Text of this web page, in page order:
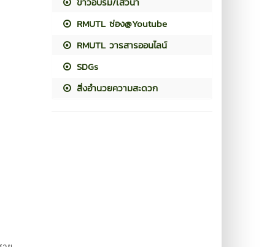
RMUTL ช่อง@Youtube
RMUTL วารสารออนไลน์
SDGs
สิ่งอำนวยความสะดวก